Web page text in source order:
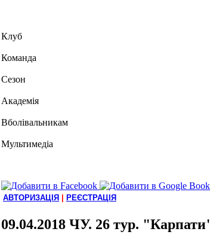
Клуб
Команда
Сезон
Академія
Вболівальникам
Мультимедіа
АВТОРИЗАЦІЯ РЕЄСТРАЦІЯ
09.04.2018 ЧУ. 26 тур.